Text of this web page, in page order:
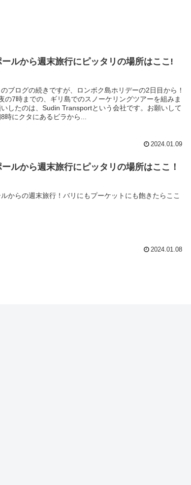
ールから週末旅行にピッタリの場所はここ!
ブログの続きですが、ロンボク島ホリデーの2日目から！
の7時までの、ギリ島でのスノーケリングツアーを組みま
いしたのは、Sudin Transportという会社です。お願いして
時にクタにあるビラから...
2024.01.09
ルから週末旅行にピッタリの場所はここ！
からの週末旅行！バリにもプーケットにも飽きたらここ
2024.01.08